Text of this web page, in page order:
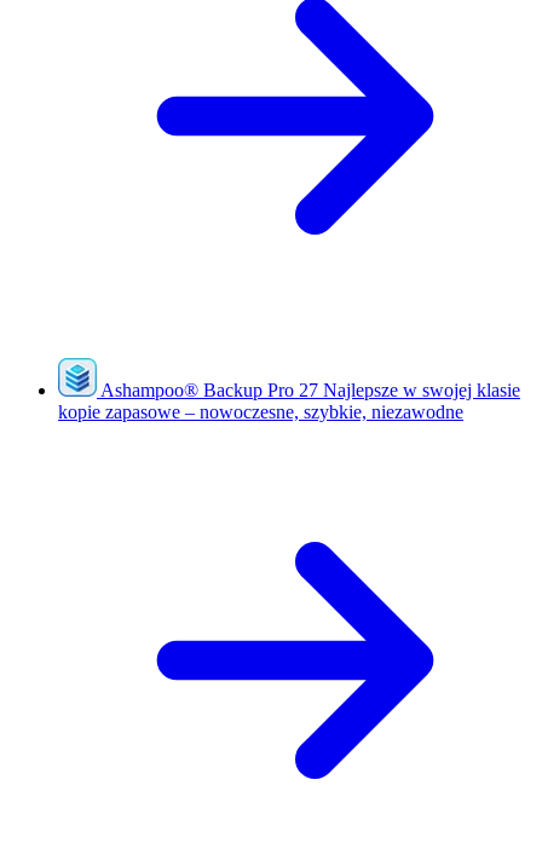
Ashampoo® Backup Pro 27 Najlepsze w swojej klasie
kopie zapasowe – nowoczesne, szybkie, niezawodne